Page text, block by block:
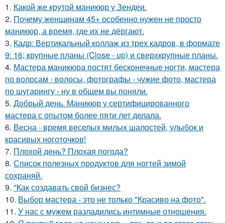
1. Какой же крутой маникюр у Зендеи.
2. Почему женщинам 45+ особенно нужен не просто
маникюр, а время, где их не дёргают.
3. Кадр: Вертикальный коллаж из трех кадров, в формате
9: 16; крупные планы (Close - up) и сверхкрупные планы.
4. Мастера маникюра постят бесконечные ногти, мастера
по волосам - волосы, фотографы - чужие фото, мастера
по шугарингу - ну в общем вы поняли.
5. Добрый день. Маникюр у сертифицированного
мастера с опытом более пяти лет делала.
6. Весна - время веселых милых шалостей, улыбок и
красивых ноготочков!
7. Плохой день? Плохая погода?
8. Список полезных продуктов для ногтей зимой
сохраняй.
9. "Как создавать свой бизнес?
10. Выбор мастера - это не только "Красиво на фото".
11. У нас с мужем разладились интимные отношения.